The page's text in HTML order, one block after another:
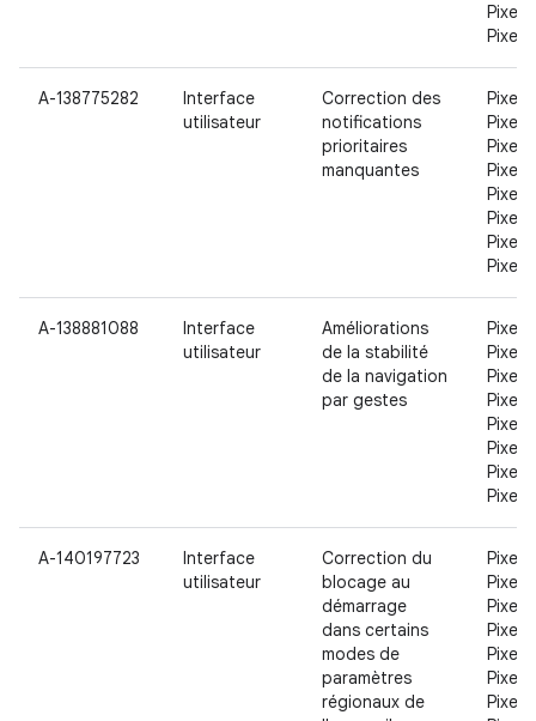
Pixel
Pixel
A-138775282
Interface
utilisateur
Correction des
notifications
prioritaires
manquantes
Pixel,
Pixel
Pixel
Pixel
Pixel
Pixel
Pixel
Pixel
A-138881088
Interface
utilisateur
Améliorations
de la stabilité
de la navigation
par gestes
Pixel,
Pixel
Pixel
Pixel
Pixel
Pixel
Pixel
Pixel
A-140197723
Interface
utilisateur
Correction du
blocage au
démarrage
dans certains
modes de
paramètres
régionaux de
Pixel,
Pixel
Pixel
Pixel
Pixel
Pixel
Pixel